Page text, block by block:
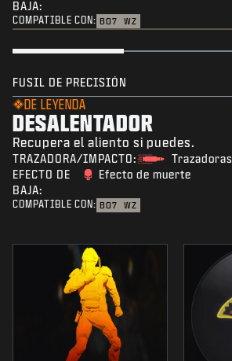
BAJA:
COMPATIBLE CON: BO7 WZ
FUSIL DE PRECISIÓN
DE LEYENDA
DESALENTADOR
Recupera el aliento si puedes.
TRAZADORA/IMPACTO:
Trazadoras
EFECTO DE
BAJA:
Efecto de muerte
COMPATIBLE CON: BO7 WZ